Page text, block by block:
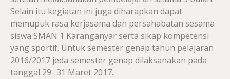
Selain itu kegiatan ini juga diharapkan dapat
memupuk rasa kerjasama dan persahabatan sesama
siswa SMAN 1 Karanganyar serta sikap kompetensi
yang sportif. Untuk semester genap tahun pelajaran
2016/2017 jeda semester genap dilaksanakan pada
tanggal 29- 31 Maret 2017.